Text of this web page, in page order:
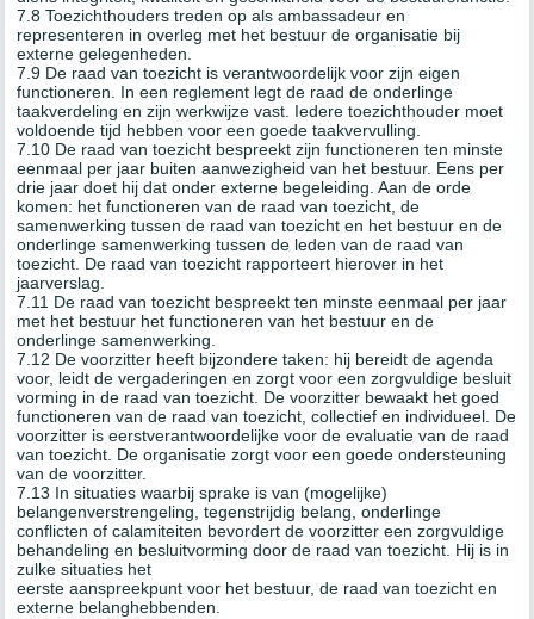
7.8 Toezichthouders treden op als ambassadeur en
representeren in overleg met het bestuur de organisatie bij
externe gelegenheden.
7.9 De raad van toezicht is verantwoordelijk voor zijn eigen
functioneren. In een reglement legt de raad de onderlinge
taakverdeling en zijn werkwijze vast. Iedere toezichthouder moet
voldoende tijd hebben voor een goede taakvervulling.
7.10 De raad van toezicht bespreekt zijn functioneren ten minste
eenmaal per jaar buiten aanwezigheid van het bestuur. Eens per
drie jaar doet hij dat onder externe begeleiding. Aan de orde
komen: het functioneren van de raad van toezicht, de
samenwerking tussen de raad van toezicht en het bestuur en de
onderlinge samenwerking tussen de leden van de raad van
toezicht. De raad van toezicht rapporteert hierover in het
jaarverslag.
7.11 De raad van toezicht bespreekt ten minste eenmaal per jaar
met het bestuur het functioneren van het bestuur en de
onderlinge samenwerking.
7.12 De voorzitter heeft bijzondere taken: hij bereidt de agenda
voor, leidt de vergaderingen en zorgt voor een zorgvuldige besluit
vorming in de raad van toezicht. De voorzitter bewaakt het goed
functioneren van de raad van toezicht, collectief en individueel. De
voorzitter is eerstverantwoordelijke voor de evaluatie van de raad
van toezicht. De organisatie zorgt voor een goede ondersteuning
van de voorzitter.
7.13 In situaties waarbij sprake is van (mogelijke)
belangenverstrengeling, tegenstrijdig belang, onderlinge
conflicten of calamiteiten bevordert de voorzitter een zorgvuldige
behandeling en besluitvorming door de raad van toezicht. Hij is in
zulke situaties het
eerste aanspreekpunt voor het bestuur, de raad van toezicht en
externe belanghebbenden.